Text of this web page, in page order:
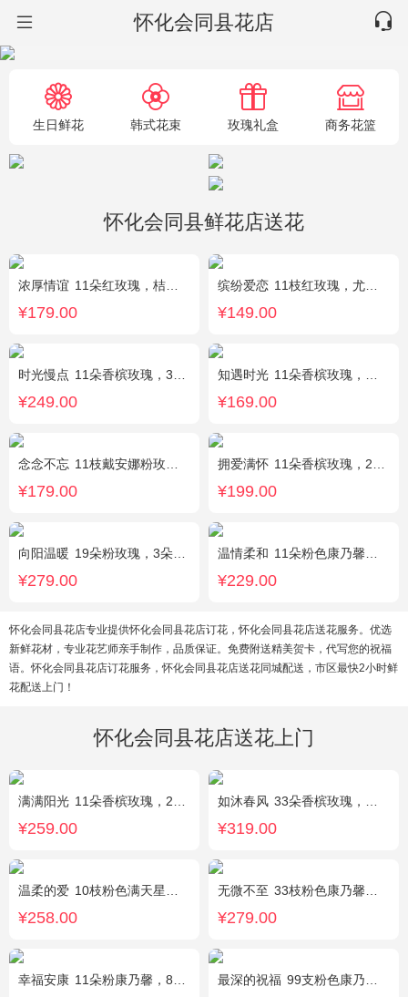
怀化会同县花店
生日鲜花 韩式花束 玫瑰礼盒 商务花篮
怀化会同县鲜花店送花
浓厚情谊 11朵红玫瑰，桔梗、红豆、绿叶搭配
¥179.00
缤纷爱恋 11枝红玫瑰，尤加利叶搭配
¥149.00
时光慢点 11朵香槟玫瑰，3朵向日葵，1个蓝色绣球，桔梗、绿叶搭配
¥249.00
知遇时光 11朵香槟玫瑰，白桔梗、尤加利、满天星间插
¥169.00
念念不忘 11枝戴安娜粉玫瑰，1枝多头百合，满天星、栀子叶
¥179.00
拥爱满怀 11朵香槟玫瑰，2支多头白百合，绿叶搭配
¥199.00
向阳温暖 19朵粉玫瑰，3朵向日葵，绿叶搭配
¥279.00
温情柔和 11朵粉色康乃馨，8朵粉玫瑰，搭配桔梗
¥229.00
怀化会同县花店专业提供怀化会同县花店订花，怀化会同县花店送花服务。优选
新鲜花材，专业花艺师亲手制作，品质保证。免费附送精美贺卡，代写您的祝福
语。怀化会同县花店订花服务，怀化会同县花店送花同城配送，市区最快2小时鲜
花配送上门！
怀化会同县花店送花上门
满满阳光 11朵香槟玫瑰，2朵向日葵，1个蓝色绣球，配花、桔梗、绿叶搭配
¥259.00
如沐春风 33朵香槟玫瑰，绿叶搭配
¥319.00
温柔的爱 10枝粉色满天星，1条灯带
¥258.00
无微不至 33枝粉色康乃馨，石竹梅围绕
¥279.00
幸福安康 11朵粉康乃馨，8朵粉玫瑰，搭配相思梅、黄莺穿插点缀。 最深的祝福 99支粉色康乃馨，搭配绿叶、黄莺。